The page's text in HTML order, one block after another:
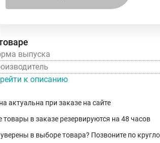
выпуска
к описанию
актуальна при заказе на сайте
товары в заказе резервируются на 48 часов
в выборе товара? Позвоните по